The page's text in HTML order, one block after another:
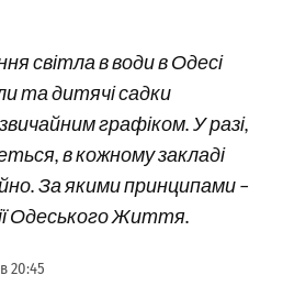
світла в води в Одесі
та дитячі садки
графіком. У разі,
в кожному закладі
За якими принципами –
Одеського Життя.
20:45